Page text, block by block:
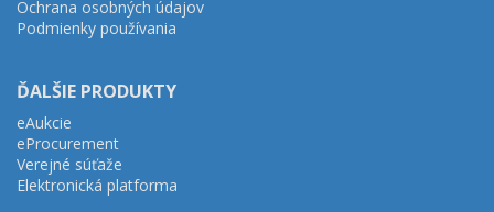
Ochrana osobných údajov
Podmienky používania
ĎALŠIE PRODUKTY
eAukcie
eProcurement
Verejné súťaže
Elektronická platforma